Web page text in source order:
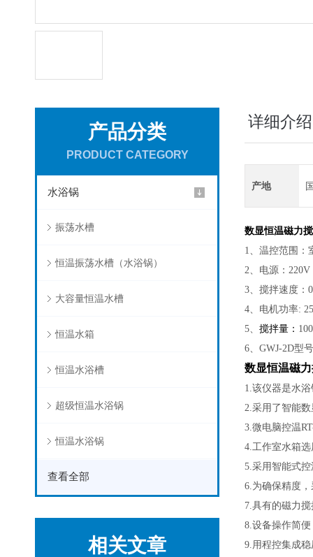
产品分类
PRODUCT CATEGORY
水浴锅
振荡水槽
恒温振荡水槽（水浴锅）
大容量恒温水槽
恒温水箱
恒温水浴槽
超级恒温水浴锅
恒温水浴锅
查看全部
相关文章
详细介绍
产地
数显恒温磁力
1、温控范围：
2、电源： 220V
3、搅拌速度：
4、电机功率:
5、 搅拌量：
6、 GWJ-2D型
数显恒温磁
1.该仪器是水
2.采用了智能
3.微电脑控温
4.工作室水箱
5.采用智能式
6.为确保精度
7.具有的磁力
8.设备操作简
9.用程控集成